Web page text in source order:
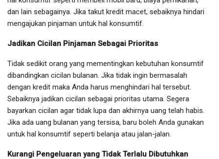
dan lain sebagainya. Jika takut kredit macet, sebaiknya hindari
mengajukan pinjaman untuk hal konsumtif.
Jadikan Cicilan Pinjaman Sebagai Prioritas
Tidak sedikit orang yang mementingkan kebutuhan konsumtif
dibandingkan cicilan bulanan. Jika tidak ingin bermasalah
dengan kredit maka Anda harus menghindari hal tersebut.
Sebaiknya jadikan cicilan sebagai prioritas utama. Segera
bayarkan cicilan agar tidak lupa dan akhirnya uang telah habis.
Jika ada uang bulanan yang tersisa, baru boleh Anda gunakan
untuk hal konsumtif seperti belanja atau jalan-jalan.
Kurangi Pengeluaran yang Tidak Terlalu Dibutuhkan